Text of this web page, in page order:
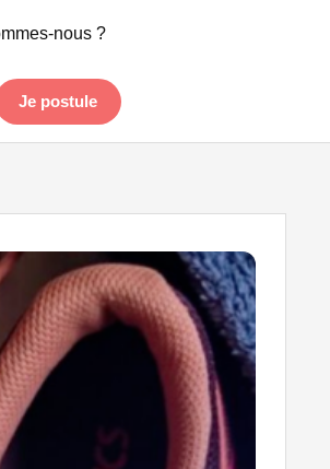
nous ?
Je postule